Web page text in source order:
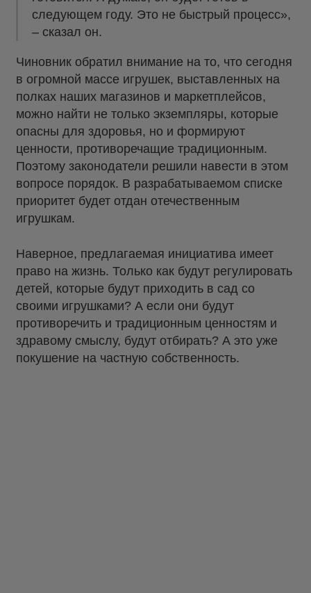
следующем году. Это не быстрый процесс»,
– сказал он.
Чиновник обратил внимание на то, что сегодня
в огромной массе игрушек, выставленных на
полках наших магазинов и маркетплейсов,
можно найти не только экземпляры, которые
опасны для здоровья, но и формируют
ценности, противоречащие традиционным.
Поэтому законодатели решили навести в этом
вопросе порядок. В разрабатываемом списке
приоритет будет отдан отечественным
игрушкам.
Наверное, предлагаемая инициатива имеет
право на жизнь. Только как будут регулировать
детей, которые будут приходить в сад со
своими игрушками? А если они будут
противоречить и традиционным ценностям и
здравому смыслу, будут отбирать? А это уже
покушение на частную собственность.